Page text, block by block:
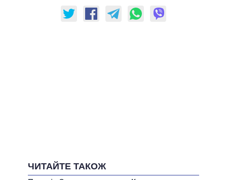
ЧИТАЙТЕ ТАКОЖ